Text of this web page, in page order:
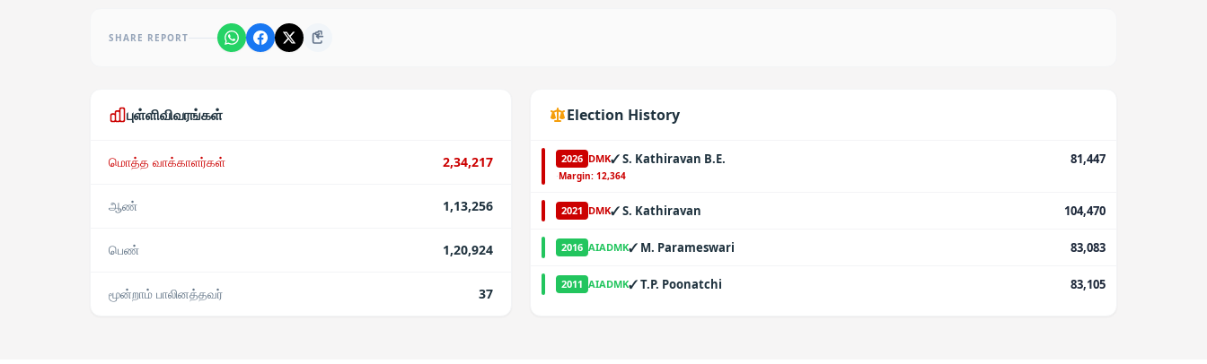
SHARE REPORT
புள்ளிவிவரங்கள்
மொத்த வாக்காளர்கள் 2,34,217
ஆண் 1,13,256
பெண் 1,20,924
மூன்றாம் பாலினத்தவர் 37
Election History
2026 DMK✓S. Kathiravan B.E. 81,447
·Margin: 12,364
2021 DMK✓S. Kathiravan 104,470
2016 AIADMK✓ M. Parameswari 83,083
2011 AIADMK✓T.P. Poonatchi 83,105